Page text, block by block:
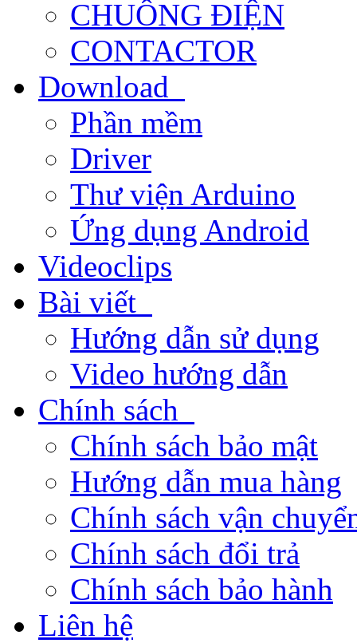
CHUÔNG ĐIỆN
CONTACTOR
Download
Phần mềm
Driver
Thư viện Arduino
Ứng dụng Android
Videoclips
Bài viết
Hướng dẫn sử dụng
Video hướng dẫn
Chính sách
Chính sách bảo mật
Hướng dẫn mua hàng
Chính sách vận
Chính sách đổi trả
Chính sách bảo hành
Liên hệ